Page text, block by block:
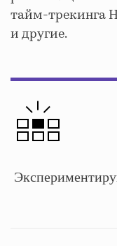
тайм-трекинга
и другие.